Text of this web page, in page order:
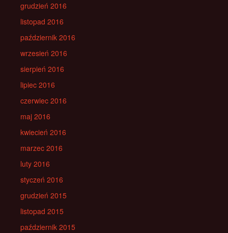
grudzień 2016
listopad 2016
październik 2016
wrzesień 2016
sierpień 2016
lipiec 2016
czerwiec 2016
maj 2016
kwiecień 2016
marzec 2016
luty 2016
styczeń 2016
grudzień 2015
listopad 2015
październik 2015